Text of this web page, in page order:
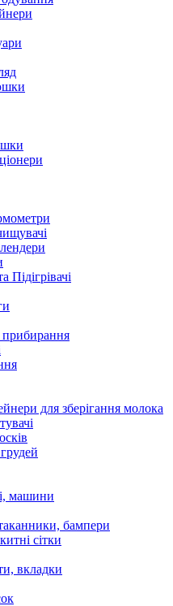
Підігрівачі
прибирання
для зберігання молока
машини
бампери
сітки
вкладки